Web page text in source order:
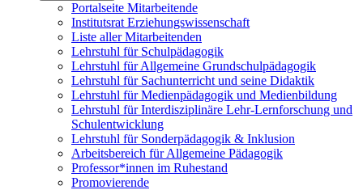
Portalseite Mitarbeitende
Institutsrat Erziehungswissenschaft
Liste aller Mitarbeitenden
Lehrstuhl für Schulpädagogik
Lehrstuhl für Allgemeine Grundschulpädagogik
Lehrstuhl für Sachunterricht und seine Didaktik
Lehrstuhl für Medienpädagogik und Medienbildung
Lehrstuhl für Interdisziplinäre Lehr-Lernforschung und
Schulentwicklung
Lehrstuhl für Sonderpädagogik & Inklusion
Arbeitsbereich für Allgemeine Pädagogik
Professor*innen im Ruhestand
Promovierende